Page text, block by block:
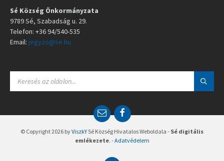
Sé Község Önkormányzata
9789 Sé, Szabadság u. 29.
Telefon: +36 94/540-535
Email: jegyzo@se.hu
A
E
m
a
i
l
F
a
c
e
b
© Copyright 2026 byViszkYSé Község Hivatalos Weboldala - Sé digitális
emlékezete. -Adatvédelem